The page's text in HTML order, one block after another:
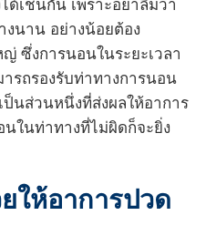
ด้เช่นกัน เพราะอย่าลืมว่า
งนาน อย่างน้อยต้อง
ซึ่งการนอนในระยะเวลา
รถรองรับท่าทางการนอน
ป็นส่วนหนึ่งที่ส่งผลให้อาการ
ในท่าทางที่ไม่ผิดก็จะยิ่ง
ให้อาการปวด